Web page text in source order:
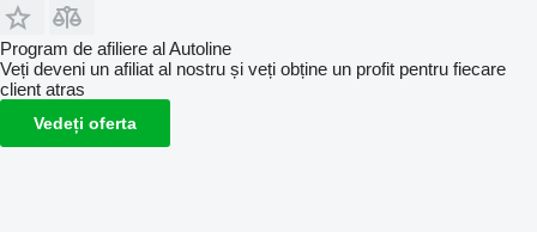
Program de afiliere al Autoline
Veți deveni un afiliat al nostru și veți obține un profit pentru fiecare
client atras
Vedeți oferta